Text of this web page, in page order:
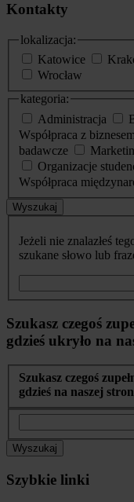
Kontakty
lokalizacja:
Katowice
Wrocław
kategoria:
Administracja
Współpraca z biznesem
badawcze
Organizacje
Współpraca
Wyszukaj
Jeżeli nie znalazłeś
szukane słowo lub
Szukasz czegoś
gdzieś ukryło na
Szukasz czegoś
gdzieś na naszej
Wyszukaj
Szybkie linki